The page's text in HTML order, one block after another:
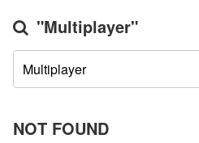
"Multiplayer"
NOT FOUND